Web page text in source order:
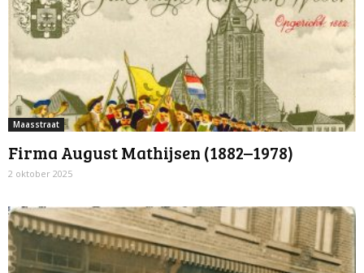
Maasstraat
Firma August Mathijsen (1882–1978)
2 oktober 2025